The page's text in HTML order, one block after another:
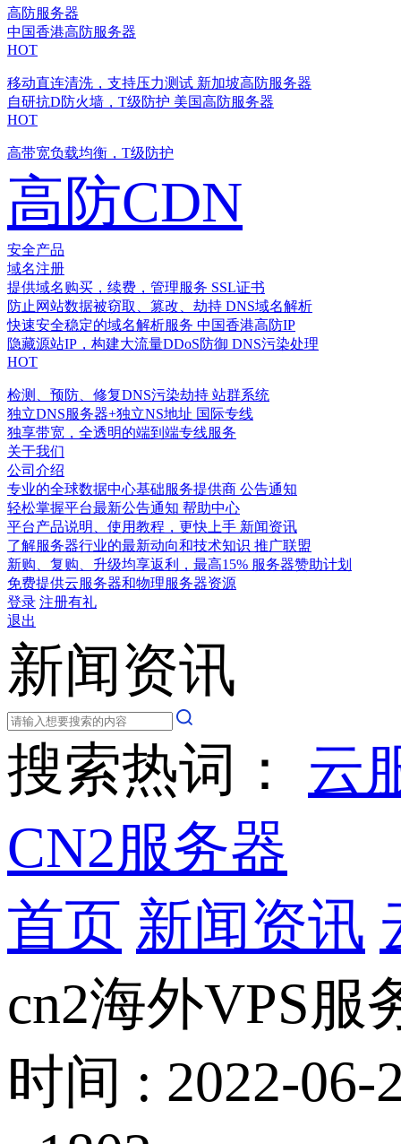
高防服务器
中国香港高防服务器
HOT
移动直连清洗，支持压力测试 新加坡高防服务器
自研抗D防火墙，T级防护 美国高防服务器
HOT
高带宽负载均衡，T级防护
高防CDN
安全产品
域名注册
提供域名购买，续费，管理服务 SSL证书
防止网站数据被窃取、篡改、劫持 DNS域名解析
快速安全稳定的域名解析服务 中国香港高防IP
隐藏源站IP，构建大流量DDoS防御 DNS污染处理
HOT
检测、预防、修复DNS污染劫持 站群系统
独立DNS服务器+独立NS地址 国际专线
独享带宽，全透明的端到端专线服务
关于我们
公司介绍
专业的全球数据中心基础服务提供商 公告通知
轻松掌握平台最新公告通知 帮助中心
平台产品说明、使用教程，更快上手 新闻资讯
了解服务器行业的最新动向和技术知识 推广联盟
新购、复购、升级均享返利，最高15% 服务器赞助计划
免费提供云服务器和物理服务器资源
登录 注册有礼
退出
新闻资讯
搜索热词： 云
CN2服务器
首页 新闻资讯
cn2海外VPS服
时间 : 2022-06-